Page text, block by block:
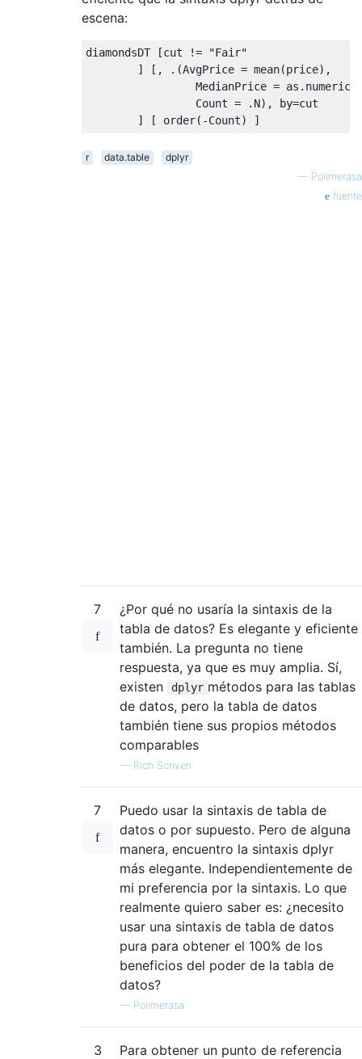
escena:
diamondsDT [cut !=
"Fair"
        ] [, .(AvgPrice = mean(price),
MedianPrice =
                 Count = .N), by=cut
r data.table
dplyr
— Polimerasa
fuente
7
¿Por qué no usaría la sintaxis de la
tabla de datos? Es elegante y eficiente
también. La pregunta no tiene
respuesta, ya que es muy amplia. Sí,
existen
dplyr métodos para las tablas
de datos, pero la tabla de datos
también tiene sus propios métodos
comparables
— Rich Scriven
7
Puedo usar la sintaxis de tabla de
datos o por supuesto. Pero de alguna
manera, encuentro la sintaxis dplyr
más elegante. Independientemente de
mi preferencia por la sintaxis. Lo que
realmente quiero saber es: ¿necesito
usar una sintaxis de tabla de datos
pura para obtener el 100% de los
beneficios del poder de la tabla de
datos?
— Polimerasa
3
Para obtener un punto de referencia